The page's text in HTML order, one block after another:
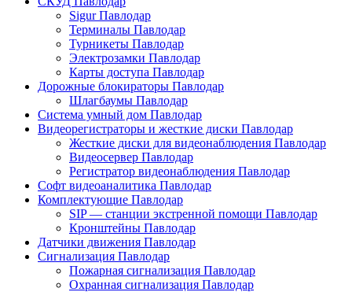
Sigur Павлодар
Терминалы Павлодар
Турникеты Павлодар
Электрозамки Павлодар
Карты доступа Павлодар
Дорожные блокираторы Павлодар
Шлагбаумы Павлодар
Система умный дом Павлодар
Видеорегистраторы и жесткие диски Павлодар
Жесткие диски для видеонаблюдения Павлодар
Видеосервер Павлодар
Регистратор видеонаблюдения Павлодар
Софт видеоаналитика Павлодар
Комплектующие Павлодар
SIP — станции экстренной помощи Павлодар
Кронштейны Павлодар
Датчики движения Павлодар
Сигнализация Павлодар
Пожарная сигнализация Павлодар
Охранная сигнализация Павлодар